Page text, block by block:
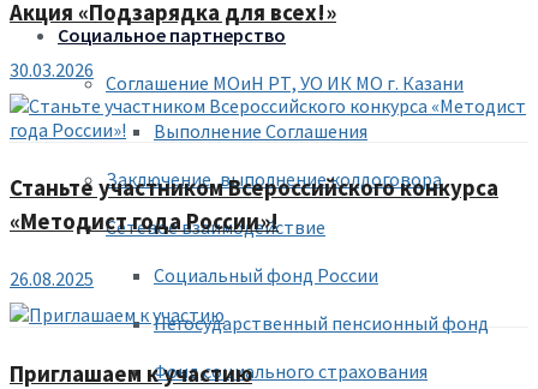
Социальное партнерство
Соглашение МОиН РТ, УО ИК МО г. Казани
Выполнение Соглашения
Заключение, выполнение колдоговора
Сетевое взаимодействие
Социальный фонд России
Негосударственный пенсионный фонд
Фонд социального страхования
Акция «Подзарядка для всех!»
30.03.2026
Станьте участником Всероссийского конкурса
«Методист года России»!
26.08.2025
Приглашаем к участию